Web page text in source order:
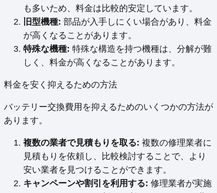
も多いため、料金は比較的安定しています。
旧型機種: 部品が入手しにくい場合があり、料金
が高くなることがあります。
特殊な機種: 特殊な構造を持つ機種は、分解が難
しく、料金が高くなることがあります。
料金を安く抑えるための方法
バッテリー交換費用を抑えるためのいくつかの方法が
あります。
複数の業者で見積もりを取る: 複数の修理業者に
見積もりを依頼し、比較検討することで、より
安い業者を見つけることができます。
キャンペーンや割引を利用する: 修理業者が実施